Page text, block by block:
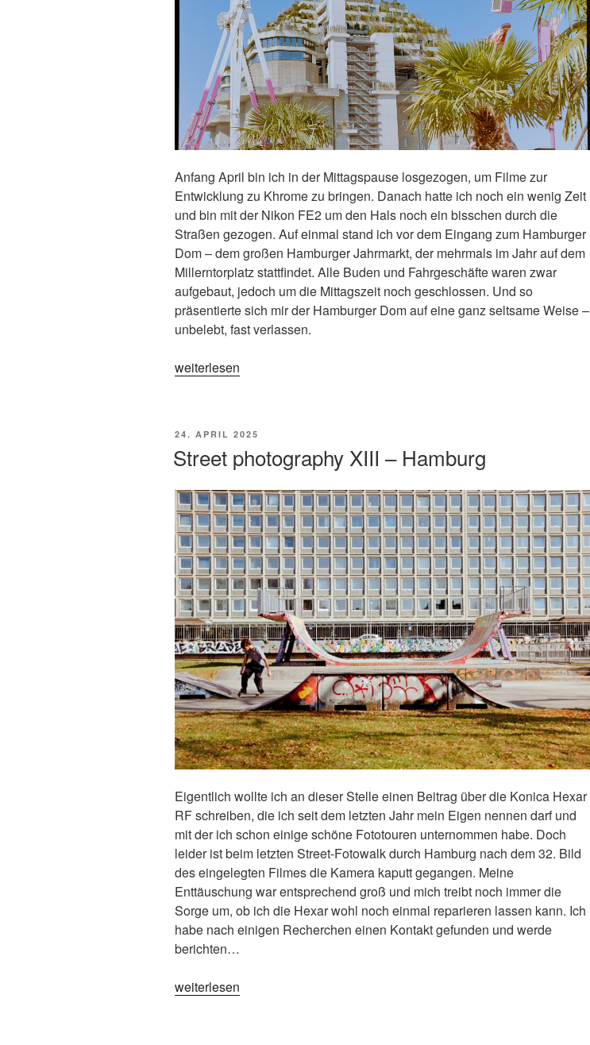
Anfang April bin ich in der Mittagspause losgezogen, um Filme zur
Entwicklung zu Khrome zu bringen. Danach hatte ich noch ein wenig Zeit
und bin mit der Nikon FE2 um den Hals noch ein bisschen durch die
Straßen gezogen. Auf einmal stand ich vor dem Eingang zum Hamburger
Dom – dem großen Hamburger Jahrmarkt, der mehrmals im Jahr auf dem
Millerntorplatz stattfindet. Alle Buden und Fahrgeschäfte waren zwar
aufgebaut, jedoch um die Mittagszeit noch geschlossen. Und so
präsentierte sich mir der Hamburger Dom auf eine ganz seltsame Weise –
unbelebt, fast verlassen.
„Hamburger
2025“
weiterlesen
VERÖFFENTLICHT
24. APRIL 2025
Street photography XIII – Hamburg
Eigentlich wollte ich an dieser Stelle einen Beitrag über die Konica Hexar
RF schreiben, die ich seit dem letzten Jahr mein Eigen nennen darf und
mit der ich schon einige schöne Fototouren unternommen habe. Doch
leider ist beim letzten Street-Fotowalk durch Hamburg nach dem 32. Bild
des eingelegten Filmes die Kamera kaputt gegangen. Meine
Enttäuschung war entsprechend groß und mich treibt noch immer die
Sorge um, ob ich die Hexar wohl noch einmal reparieren lassen kann. Ich
habe nach einigen Recherchen einen Kontakt gefunden und werde
berichten…
„Street
weiterlesen